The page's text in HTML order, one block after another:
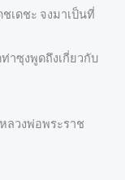
เดชะ จงมาเป็นที่
าซุงพูดถึงเกี่ยวกับ
ลวงพ่อพระราช